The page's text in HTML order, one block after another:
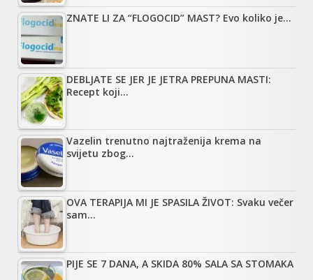
ZNATE LI ZA “FLOGOCID” MAST? Evo koliko je…
DEBLJATE SE JER JE JETRA PREPUNA MASTI:
Recept koji…
Vazelin trenutno najtraženija krema na
svijetu zbog…
OVA TERAPIJA MI JE SPASILA ŽIVOT: Svaku večer
sam…
PIJE SE 7 DANA, A SKIDA 80% SALA SA STOMAKA